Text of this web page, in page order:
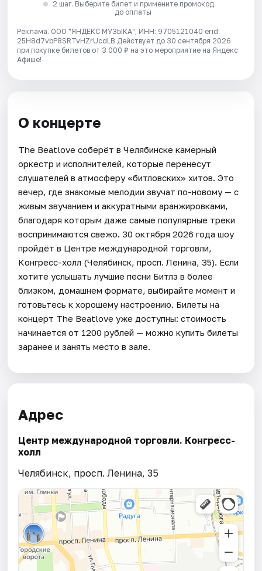
2 шаг. Выберите билет и примените промокод
до оплаты
Реклама. ООО "ЯНДЕКС МУЗЫКА", ИНН: 9705121040 erid:
25H8d7vbP8SRTvHZrUcdLB Действует до 30 сентября 2026
при покупке билетов от 3 000 ₽ на это мероприятие на Яндекс
Афише!
О концерте
The Beatlove соберёт в Челябинске камерный
оркестр и исполнителей, которые перенесут
слушателей в атмосферу «битловских» хитов. Это
вечер, где знакомые мелодии звучат по-новому — с
живым звучанием и аккуратными аранжировками,
благодаря которым даже самые популярные треки
воспринимаются свежо. 30 октября 2026 года шоу
пройдёт в Центре международной торговли,
Конгресс-холл (Челябинск, просп. Ленина, 35). Если
хотите услышать лучшие песни Битлз в более
близком, домашнем формате, выбирайте момент и
готовьтесь к хорошему настроению. Билеты на
концерт The Beatlove уже доступны: стоимость
начинается от 1200 рублей — можно купить билеты
заранее и занять место в зале.
Адрес
Центр международной торговли. Конгресс-
холл
Челябинск, просп. Ленина, 35